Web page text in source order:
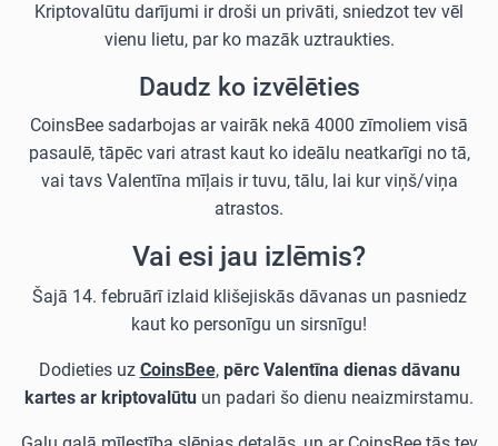
Kriptovalūtu darījumi ir droši un privāti, sniedzot tev vēl
vienu lietu, par ko mazāk uztraukties.
Daudz ko izvēlēties
CoinsBee sadarbojas ar vairāk nekā 4000 zīmoliem visā
pasaulē, tāpēc vari atrast kaut ko ideālu neatkarīgi no tā,
vai tavs Valentīna mīļais ir tuvu, tālu, lai kur viņš/viņa
atrastos.
Vai esi jau izlēmis?
Šajā 14. februārī izlaid klišejiskās dāvanas un pasniedz
kaut ko personīgu un sirsnīgu!
Dodieties uz CoinsBee, pērc Valentīna dienas dāvanu
kartes ar kriptovalūtu un padari šo dienu neaizmirstamu.